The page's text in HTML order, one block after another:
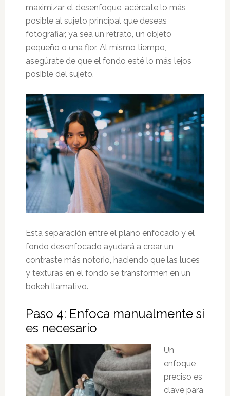
maximizar el desenfoque, acércate lo más
posible al sujeto principal que deseas
fotografiar, ya sea un retrato, un objeto
pequeño o una flor. Al mismo tiempo,
asegúrate de que el fondo esté lo más lejos
posible del sujeto.
Esta separación entre el plano enfocado y el
fondo desenfocado ayudará a crear un
contraste más notorio, haciendo que las luces
y texturas en el fondo se transformen en un
bokeh llamativo.
Paso 4: Enfoca manualmente si
es necesario
Un
enfoque
preciso es
clave para